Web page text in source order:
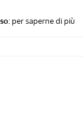
:per saperne di più